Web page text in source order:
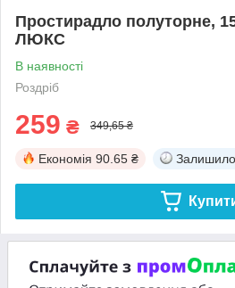
Простирадло полуторне,
ЛЮКС
В наявності
Роздріб
259 ₴ 349,65 ₴
Економія 90.65 ₴